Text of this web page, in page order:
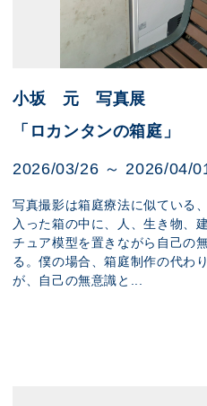
小坂 元 写真展
「ロカンタンの箱庭」
2026/03/26 ～ 2026/04/
写真撮影は箱庭療法に似ている
入った箱の中に、人、生き物、
チュア模型を置きながら自己の
る。僕の場合、箱庭制作の代わ
が、自己の無意識と...